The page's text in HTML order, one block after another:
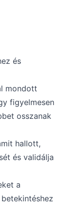
és
mondott
figyelmesen
osszanak
hallott,
és validálja
a